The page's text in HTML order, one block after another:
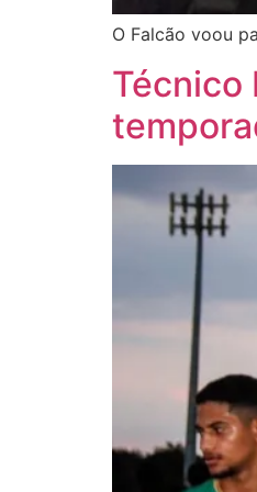
O Falcão voou
Técnico